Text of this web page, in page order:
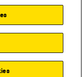
Accessibilité